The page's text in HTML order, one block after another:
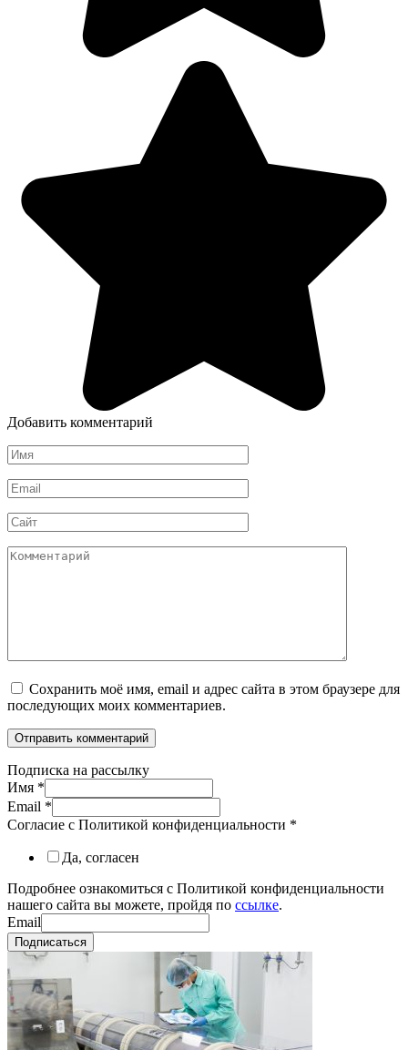
Добавить комментарий
Имя
*
Email
*
Сайт
Комментарий
Сохранить моё имя, email и адрес сайта в этом браузере для
последующих моих комментариев.
Подписка на рассылку
Имя *
Email *
Согласие с Политикой конфиденциальности *
Да, согласен
Подробнее ознакомиться с Политикой конфиденциальности
нашего сайта вы можете, пройдя по ссылке.
Email
Подписаться